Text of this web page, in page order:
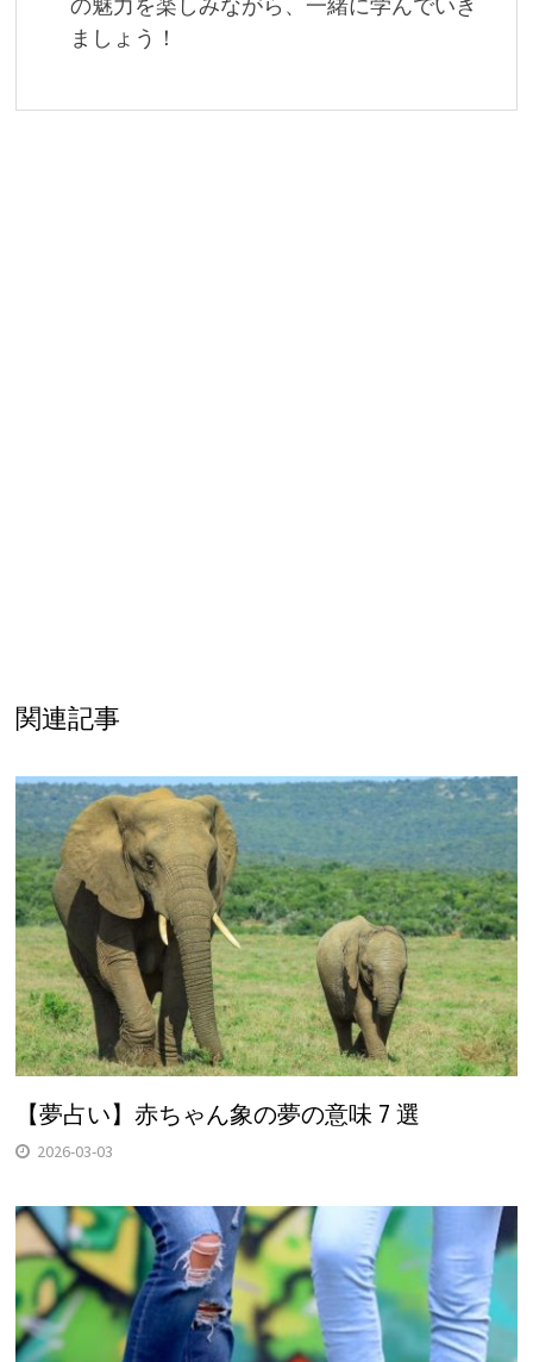
の魅力を楽しみながら、一緒に学んでいき
ましょう！
関連記事
【夢占い】赤ちゃん象の夢の意味 7 選
2026-03-03